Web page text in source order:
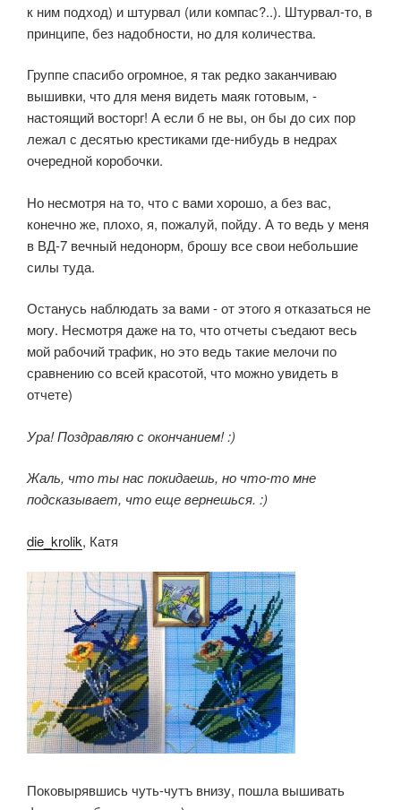
к ним подход) и штурвал (или компас?..). Штурвал-то, в
принципе, без надобности, но для количества.
Группе спасибо огромное, я так редко заканчиваю
вышивки, что для меня видеть маяк готовым, -
настоящий восторг! А если б не вы, он бы до сих пор
лежал с десятью крестиками где-нибудь в недрах
очередной коробочки.
Но несмотря на то, что с вами хорошо, а без вас,
конечно же, плохо, я, пожалуй, пойду. А то ведь у меня
в ВД-7 вечный недонорм, брошу все свои небольшие
силы туда.
Останусь наблюдать за вами - от этого я отказаться не
могу. Несмотря даже на то, что отчеты съедают весь
мой рабочий трафик, но это ведь такие мелочи по
сравнению со всей красотой, что можно увидеть в
отчете)
Ура! Поздравляю с окончанием! :)
Жаль, что ты нас покидаешь, но что-то мне
подсказывает, что еще вернешься. :)
die_krolik, Катя
Поковырявшись чуть-чутъ внизу, пошла вышивать